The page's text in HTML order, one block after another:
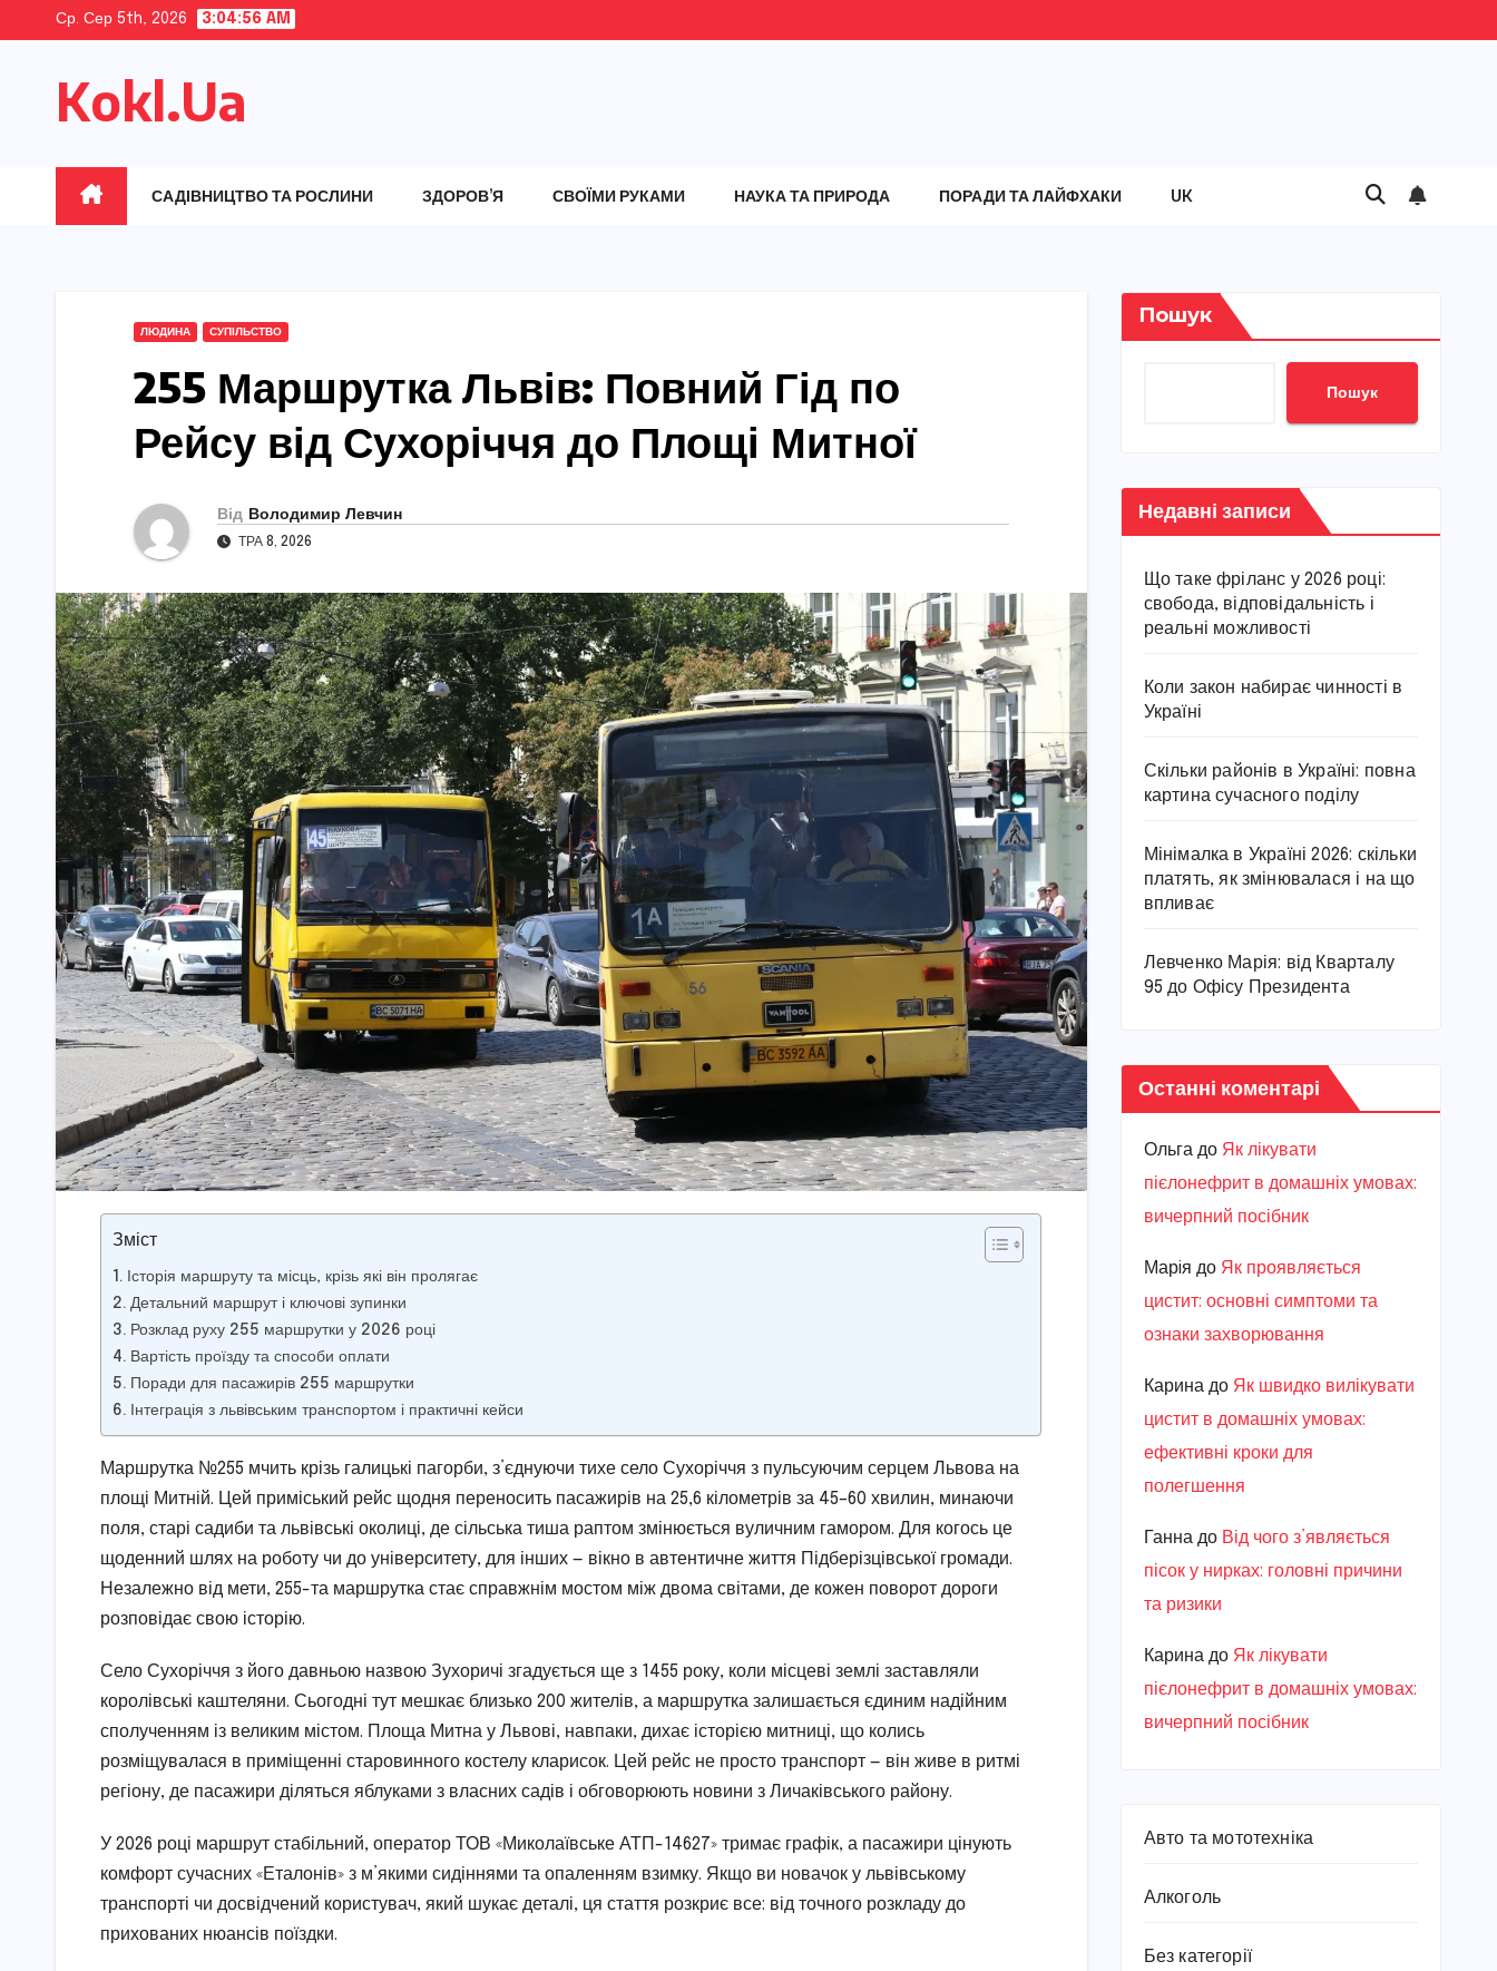
content
Ср. Сер 5th, 2026 3:04:57 AM
Kokl.Ua
САДІВНИЦТВО ТА РОСЛИНИ ЗДОРОВ’Я СВОЇМИ РУКАМИ НАУКА ТА ПРИРОДА ПОРАДИ ТА ЛАЙФХАКИ UK
ЛЮДИНА СУПІЛЬСТВО
255 Маршрутка Львів: Повний Гід по
Рейсу від Сухоріччя до Площі Митної
Від Володимир Левчин
ТРА 8, 2026
Зміст
Історія маршруту та місць, крізь які він пролягає
Детальний маршрут і ключові зупинки
Розклад руху 255 маршрутки у 2026 році
Вартість проїзду та способи оплати
Поради для пасажирів 255 маршрутки
Інтеграція з львівським транспортом і практичні кейси
Маршрутка №255 мчить крізь галицькі пагорби, з’єднуючи тихе село Сухоріччя з пульсуючим серцем Львова на
площі Митній. Цей приміський рейс щодня переносить пасажирів на 25,6 кілометрів за 45–60 хвилин, минаючи
поля, старі садиби та львівські околиці, де сільська тиша раптом змінюється вуличним гамором. Для когось це
щоденний шлях на роботу чи до університету, для інших — вікно в автентичне життя Підберізцівської громади.
Незалежно від мети, 255-та маршрутка стає справжнім мостом між двома світами, де кожен поворот дороги
розповідає свою історію.
Село Сухоріччя з його давньою назвою Зухоричі згадується ще з 1455 року, коли місцеві землі заставляли
королівські каштеляни. Сьогодні тут мешкає близько 200 жителів, а маршрутка залишається єдиним надійним
сполученням із великим містом. Площа Митна у Львові, навпаки, дихає історією митниці, що колись
розміщувалася в приміщенні старовинного костелу кларисок. Цей рейс не просто транспорт — він живе в ритмі
регіону, де пасажири діляться яблуками з власних садів і обговорюють новини з Личаківського району.
У 2026 році маршрут стабільний, оператор ТОВ «Миколаївське АТП-14627» тримає графік, а пасажири цінують
комфорт сучасних «Еталонів» з м’якими сидіннями та опаленням взимку. Якщо ви новачок у львівському
транспорті чи досвідчений користувач, який шукає деталі, ця стаття розкриє все: від точного розкладу до
прихованих нюансів поїздки.
Пошук
Пошук
Недавні записи
Що таке фріланс у 2026 році:
свобода, відповідальність і
реальні можливості
Коли закон набирає чинності в
Україні
Скільки районів в Україні: повна
картина сучасного поділу
Мінімалка в Україні 2026: скільки
платять, як змінювалася і на що
впливає
Левченко Марія: від Кварталу
95 до Офісу Президента
Останні коментарі
Ольгадо Як лікувати
пієлонефрит в домашніх умовах:
вичерпний посібник
Марiя до Як проявляється
цистит: основні симптоми та
ознаки захворювання
Каринадо Як швидко вилікувати
цистит в домашніх умовах:
ефективні кроки для
полегшення
Ганнадо Від чого з’являється
пісок у нирках: головні причини
та ризики
Каринадо Як лікувати
пієлонефрит в домашніх умовах:
вичерпний посібник
Авто та мототехніка
Алкоголь
Без категорії